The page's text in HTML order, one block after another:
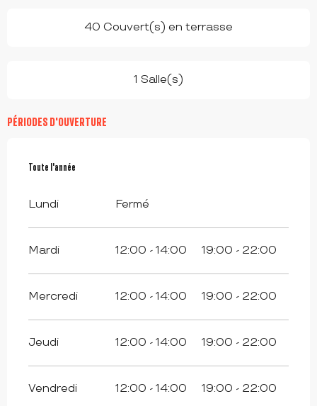
40 Couvert(s) en terrasse
1 Salle(s)
PÉRIODES D'OUVERTURE
Toute l'année
Toute l'année
Lundi Fermé
Mardi 12:00 - 14:00 19:00 - 22:00
Mercredi 12:00 - 14:00 19:00 - 22:00
Jeudi 12:00 - 14:00 19:00 - 22:00
Vendredi 12:00 - 14:00 19:00 - 22:00